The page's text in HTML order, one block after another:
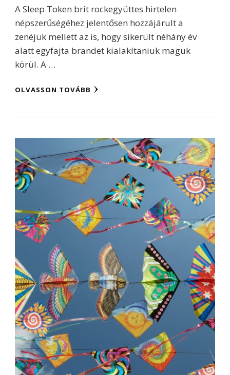
A Sleep Token brit rockegyüttes hirtelen
népszerűségéhez jelentősen hozzájárult a
zenéjük mellett az is, hogy sikerült néhány év
alatt egyfajta brandet kialakítaniuk maguk
körül. A …
OLVASSON TOVÁBB